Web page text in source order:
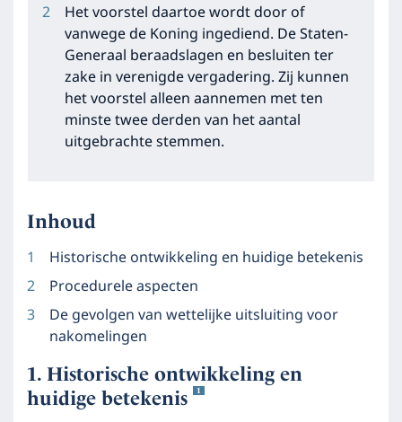
Het voorstel daartoe wordt door of
vanwege de Koning ingediend. De Staten-
Generaal beraadslagen en besluiten ter
zake in verenigde vergadering. Zij kunnen
het voorstel alleen aannemen met ten
minste twee derden van het aantal
uitgebrachte stemmen.
Inhoud
Historische ontwikkeling en huidige betekenis
Procedurele aspecten
De gevolgen van wettelijke uitsluiting voor
nakomelingen
Historische ontwikkeling en
huidige betekenis
1